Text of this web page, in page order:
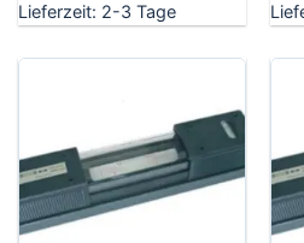
Lieferzeit: 2-3 Tage